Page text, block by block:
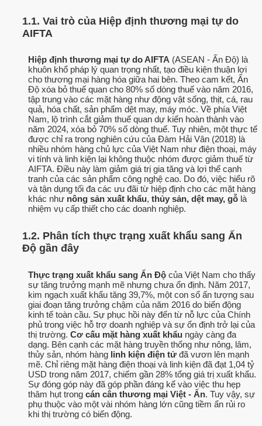
1.1. Vai trò của Hiệp định thương mại tự do
AIFTA
Hiệp định thương mại tự do AIFTA (ASEAN - Ấn Độ) là
khuôn khổ pháp lý quan trọng nhất, tạo điều kiện thuận lợi
cho thương mại hàng hóa giữa hai bên. Theo cam kết, Ấn
Độ xóa bỏ thuế quan cho 80% số dòng thuế vào năm 2016,
tập trung vào các mặt hàng như động vật sống, thịt, cá, rau
quả, hóa chất, sản phẩm dệt may, máy móc. Về phía Việt
Nam, lộ trình cắt giảm thuế quan dự kiến hoàn thành vào
năm 2024, xóa bỏ 70% số dòng thuế. Tuy nhiên, một thực tế
được chỉ ra trong nghiên cứu của Đàm Hải Vân (2018) là
nhiều nhóm hàng chủ lực của Việt Nam như điện thoại, máy
vi tính và linh kiện lại không thuộc nhóm được giảm thuế từ
AIFTA. Điều này làm giảm giá trị gia tăng và lợi thế cạnh
tranh của các sản phẩm công nghệ cao. Do đó, việc hiểu rõ
và tận dụng tối đa các ưu đãi từ hiệp định cho các mặt hàng
khác như nông sản xuất khẩu, thủy sản, dệt may, gỗ là
nhiệm vụ cấp thiết cho các doanh nghiệp.
1.2. Phân tích thực trạng xuất khẩu sang Ấn
Độ gần đây
Thực trạng xuất khẩu sang Ấn Độ của Việt Nam cho thấy
sự tăng trưởng mạnh mẽ nhưng chưa ổn định. Năm 2017,
kim ngạch xuất khẩu tăng 39,7%, một con số ấn tượng sau
giai đoạn tăng trưởng chậm của năm 2016 do biến động
kinh tế toàn cầu. Sự phục hồi này đến từ nỗ lực của Chính
phủ trong việc hỗ trợ doanh nghiệp và sự ổn định trở lại của
thị trường. Cơ cấu mặt hàng xuất khẩu ngày càng đa
dạng. Bên cạnh các mặt hàng truyền thống như nông, lâm,
thủy sản, nhóm hàng linh kiện điện tử đã vươn lên mạnh
mẽ. Chỉ riêng mặt hàng điện thoại và linh kiện đã đạt 1,04 tỷ
USD trong năm 2017, chiếm gần 28% tổng giá trị xuất khẩu.
Sự đóng góp này đã góp phần đáng kể vào việc thu hẹp
thâm hụt trong cán cân thương mại Việt - Ấn. Tuy vậy, sự
phụ thuộc vào một vài nhóm hàng lớn cũng tiềm ẩn rủi ro
khi thị trường có biến động.